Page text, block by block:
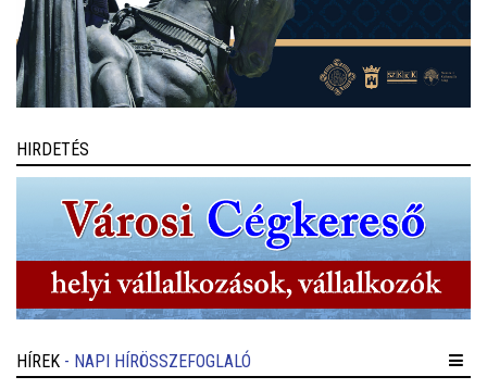
HIRDETÉS
HÍREK - NAPI HÍRÖSSZEFOGLALÓ